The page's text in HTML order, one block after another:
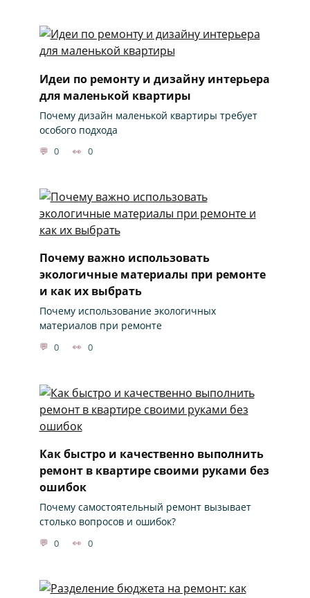
Идеи по ремонту и дизайну интерьера
для маленькой квартиры
Почему дизайн маленькой квартиры требует
особого подхода
0 0
Почему важно использовать
экологичные материалы при ремонте
и как их выбрать
Почему использование экологичных
материалов при ремонте
0 0
Как быстро и качественно выполнить
ремонт в квартире своими руками без
ошибок
Почему самостоятельный ремонт вызывает
столько вопросов и ошибок?
0 0